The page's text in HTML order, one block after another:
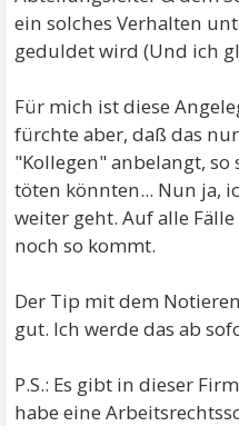
ein solches Verhalten
geduldet wird (Und ich
Für mich ist diese
fürchte aber, daß das
"Kollegen" anbelangt, so
töten könnten... Nun ja,
weiter geht. Auf alle
noch so kommt.
Der Tip mit dem
gut. Ich werde das ab
P.S.: Es gibt in dieser
habe eine